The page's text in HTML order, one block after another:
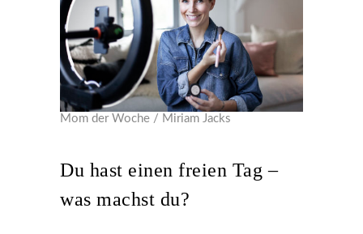
Mom der Woche / Miriam Jacks
Du hast einen freien Tag –
was machst du?